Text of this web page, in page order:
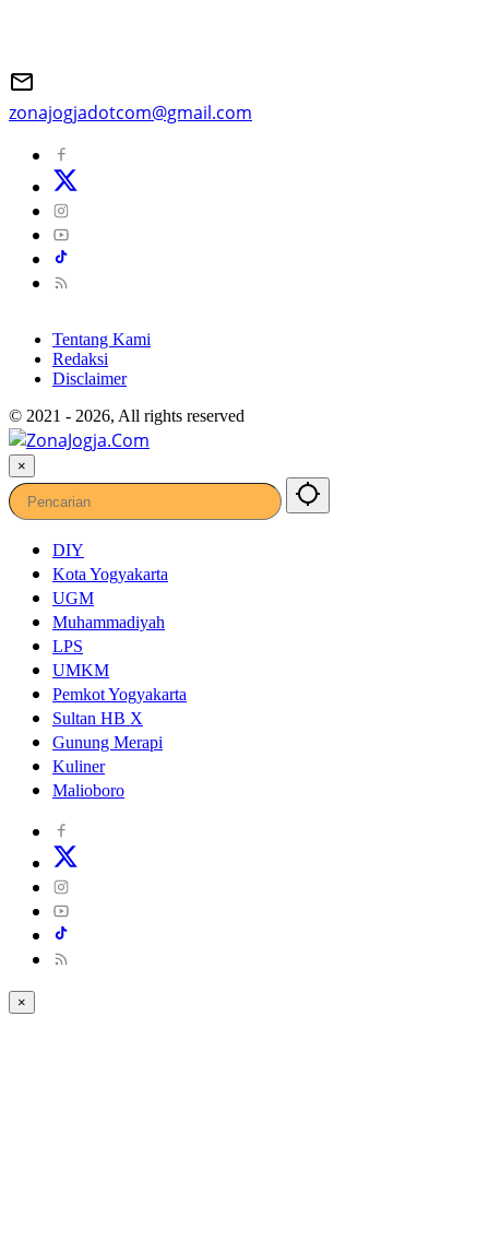
zonajogjadotcom@gmail.com
Tentang Kami
Redaksi
Disclaimer
© 2021 - 2026, All rights reserved
×
DIY
Kota Yogyakarta
UGM
Muhammadiyah
LPS
UMKM
Pemkot Yogyakarta
Sultan HB X
Gunung Merapi
Kuliner
Malioboro
×